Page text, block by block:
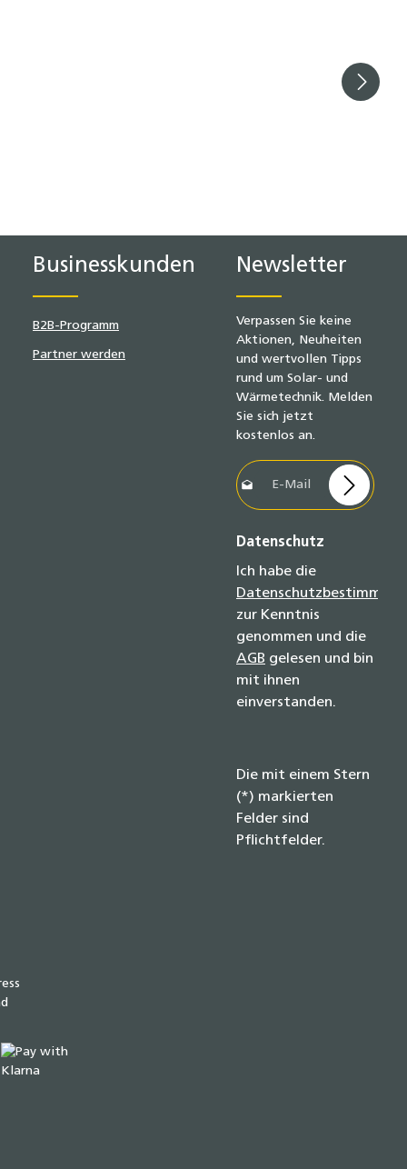
Businesskunden
B2B-Programm
Partner werden
Newsletter
Verpassen Sie keine
Aktionen, Neuheiten
und wertvollen Tipps
rund um Solar- und
Wärmetechnik. Melden
Sie sich jetzt
kostenlos an.
E-Mail-Adresse*
Datenschutz
Ich habe die
zur Kenntnis
genommen und die
AGB gelesen und bin
mit ihnen
einverstanden.
Die mit einem Stern
(*) markierten
Felder sind
Pflichtfelder.